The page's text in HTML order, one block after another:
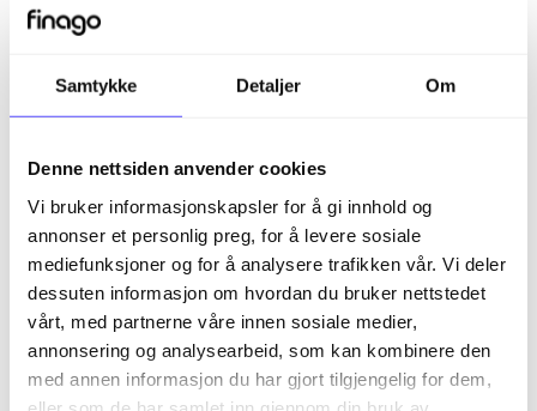
Samtykke Detaljer Om
Denne nettsiden anvender cookies
Vi bruker informasjonskapsler for å gi innhold og
annonser et personlig preg, for å levere sosiale
mediefunksjoner og for å analysere trafikken vår. Vi deler
dessuten informasjon om hvordan du bruker nettstedet
vårt, med partnerne våre innen sosiale medier,
annonsering og analysearbeid, som kan kombinere den
med annen informasjon du har gjort tilgjengelig for dem,
hvordan du ligger an opp mot fastprisen!
Fakturering av fastpris
Fastprisprosjekter faktureres fra ordremodulen i
Busy.
1. Opprett et nytt ordreutkast på prosjektet med
fastpris
Velg hvilken datoperiode du ønsker å fakturere
timer for, eller huk av for «All tid» for å inkludere alle
ikke-fakturerte timer.